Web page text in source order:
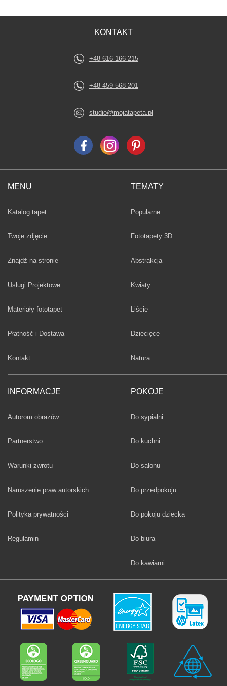
MENU
Katalog tapet
Twoje zdjęcie
Znajdż na stronie
Usługi Projektowe
Materiały fototapet
Płatność i Dostawa
Kontakt
INFORMACJE
Autorom obrazów
Partnerstwo
Warunki zwrotu
Naruszenie praw autorskich
Polityka prywatności
Regulamin
TEMATY
Fototapety
Popularne
Fototapety 3D
Fototapety
Abstrakcja
Fototapety
Kwiaty
Fototapety
Liście
Fototapety
Dziecięce
Fototapety
Natura
POKOJE
Fototapety
Do sypialni
Fototapety
Do kuchni
Fototapety
Do salonu
Fototapety
Do przedpokoju
Fototapety
Do pokoju dziecka
Fototapety
Do biura
Fototapety
Do kawiarni
KONTAKT
+48 616 166 215
+48 459 568 201
studio@mojatapeta.pl